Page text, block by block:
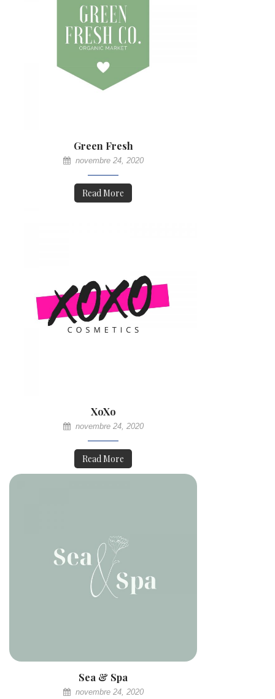
Green Fresh
novembre 24, 2020
Read More
XoXo
novembre 24, 2020
Read More
Sea & Spa
novembre 24, 2020